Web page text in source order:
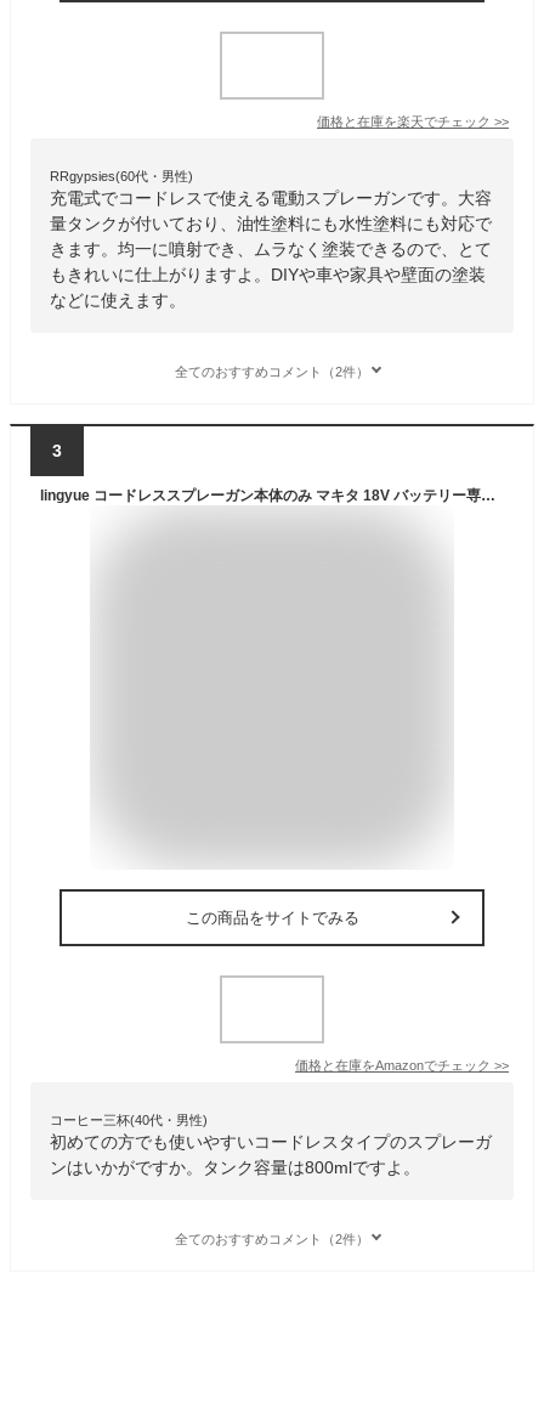
価格と在庫を楽天でチェック >>
RRgypsies(60代・男性)
充電式でコードレスで使える電動スプレーガンです。大容
量タンクが付いており、油性塗料にも水性塗料にも対応で
きます。均一に噴射でき、ムラなく塗装できるので、とて
もきれいに仕上がりますよ。DIYや車や家具や壁面の塗装
などに使えます。
全てのおすすめコメント（2件）
3
lingyue コードレススプレーガン本体のみ マキタ 18V バッテリー専用 BL1830 BL1840 BL1850B BL1860B バッテリー対応 本体のみ
この商品をサイトでみる
価格と在庫をAmazonでチェック >>
コーヒー三杯(40代・男性)
初めての方でも使いやすいコードレスタイプのスプレーガ
ンはいかがですか。タンク容量は800mlですよ。
全てのおすすめコメント（2件）